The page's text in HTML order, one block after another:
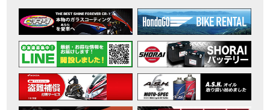
CAMPAIGN 免許取得サポートキャンペーン実施中！
EVENT ［三重県下最大級のバイクイベント］2026MIE BIKE FES開催
MOVIE 【ホンダ バイク】【バイク女子】怖くて乗れなかったあの憧れバイク、ついに乗ります！
MOVIE 【ホンダ バイク】バイクが動かなくなった…原因不明で入院します
CAMPAIGN Rebel 250 E-Clutch シリーズ 洋用品購入サポートキャンペーン
MOVIE 【ホンダ バイク】CB1000F 4台で三重県ツーリング！梅本まどかさん、MIISAさんと一日笑った【ポケふた】Honda
MOVIE 【ホンダ バイク】【GB350C S】梅本まどかさんと三重県ツーリング満喫しました！ポケふた探し第1弾【モトブログ】